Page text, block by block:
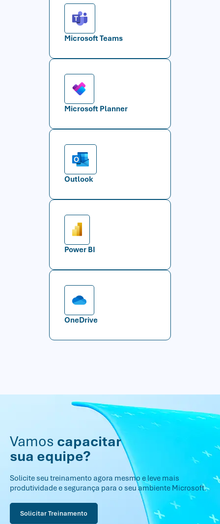
Microsoft Teams
Microsoft Planner
Outlook
Power BI
OneDrive
Vamos capacitar
sua equipe?
Solicite seu treinamento agora mesmo e leve mais
produtividade e segurança para o seu ambiente Microsoft.
Solicitar Treinamento